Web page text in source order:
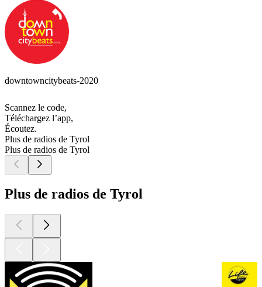
downtowncitybeats-2020
Scannez le code,
Téléchargez l’app,
Écoutez.
Plus de radios de Tyrol
Plus de radios de Tyrol
Plus de radios de Tyrol